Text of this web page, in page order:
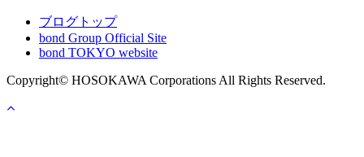
ブログトップ
bond Group Official Site
bond TOKYO website
Copyright© HOSOKAWA Corporations All Rights Reserved.